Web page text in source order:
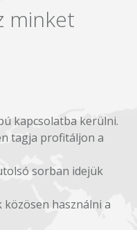
minket
kapcsolatba kerülni.
tagja profitáljon a
sorban idejük
közösen használni a